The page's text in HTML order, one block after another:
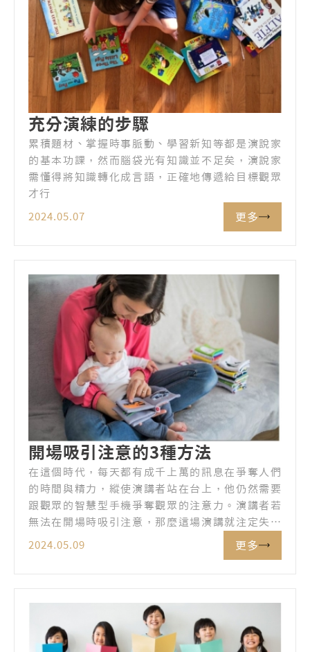
充分演練的步驟
累積題材、掌握時事脈動、學習新知等都是演說家
的基本功課，然而腦袋光有知識並不足矣，演說家
需懂得將知識轉化成言語，正確地傳遞給目標觀眾
才行
2024.05.07 更多
開場吸引注意的3種方法
在這個時代，每天都有成千上萬的訊息在爭奪人們
的時間與精力，縱使演講者站在台上，他仍然需要
跟觀眾的智慧型手機爭奪觀眾的注意力。演講者若
無法在開場時吸引注意，那麼這場演講就注定失敗
2024.05.09 更多